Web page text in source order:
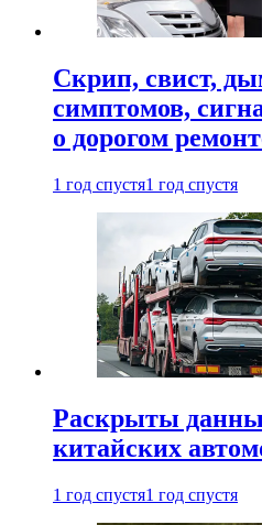
Скрип, свист,
симптомов,
о дорогом
1 год спустя1 год спустя
Раскрыты
китайских
1 год спустя1 год спустя